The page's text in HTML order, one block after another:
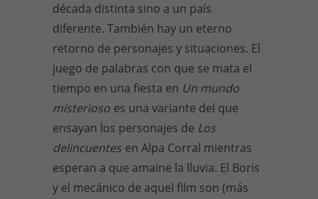
década distinta sino a un país
diferente. También hay un eterno
retorno de personajes y situaciones. El
juego de palabras con que se mata el
tiempo en una fiesta en Un mundo
misterioso es una variante del que
ensayan los personajes de Los
delincuentes en Alpa Corral mientras
esperan a que amaine la lluvia. El Boris
y el mecánico de aquel film son (más